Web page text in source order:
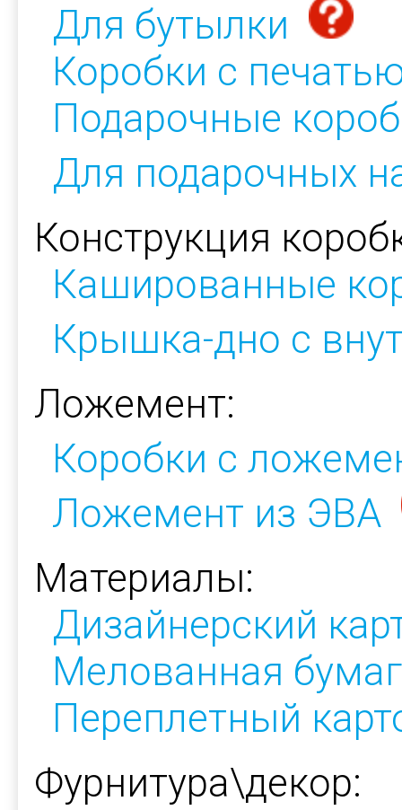
Для бутылки
Коробки с
Подарочные
Для подарочных
Конструкция
Кашированные
Крышка-дно с
Ложемент:
Коробки с
Ложемент из ЭВА
Материалы:
Дизайнерский
Мелованная
Переплетный
Фурнитура\декор: